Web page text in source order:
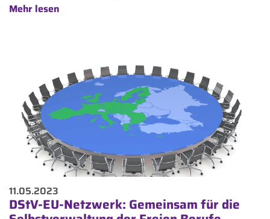
Mehr lesen
11.05.2023
DStV-EU-Netzwerk: Gemeinsam für die